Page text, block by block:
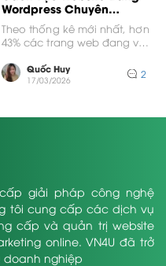
Wordpress Chuyên
Nghiệp Từ A Đến Z
Theo thống kê mới nhất, hơn
43% các trang web đang vận
cầu...Quốc Huy
17/03/2026 2
cấp giải pháp công nghệ
tôi cung cấp các dịch vụ
cấp và quản trị website
online. VN4U đã trở
nghiệp